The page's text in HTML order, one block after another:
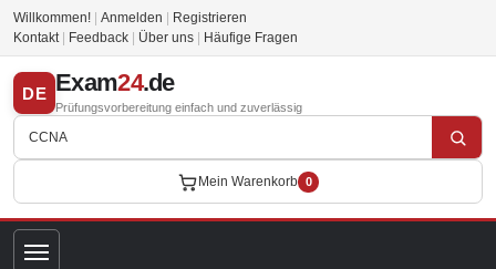
Willkommen! Anmelden
Registrieren
Kontakt
Feedback Über uns Häufige Fragen
DE Exam24.de
Prüfungsvorbereitung einfach und zuverlässig
Mein Warenkorb 0